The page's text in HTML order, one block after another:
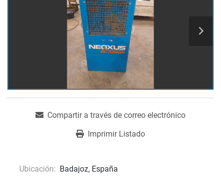
Compartir a través de correo electrónico
Imprimir Listado
Ubicación: Badajoz, España